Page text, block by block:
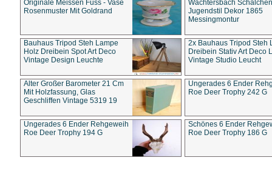
Originale Meissen Fuss - Vase
Rosenmuster Mit Goldrand
Wächtersbach Schälchen
Jugendstil Dekor 1865
Messingmontur
Bauhaus Tripod Steh Lampe
Holz Dreibein Spot Art Deco
Vintage Design Leuchte
2x Bauhaus Tripod Steh
Dreibein Stativ Art Deco
Vintage Studio Leucht
Alter Großer Barometer 21 Cm
Mit Holzfassung, Glas
Geschliffen Vintage 5319 19
Ungerades 6 Ender
Roe Deer Trophy 242 G
Ungerades 6 Ender Rehgeweih
Roe Deer Trophy 194 G
Schönes 6 Ender
Roe Deer Trophy 186 G